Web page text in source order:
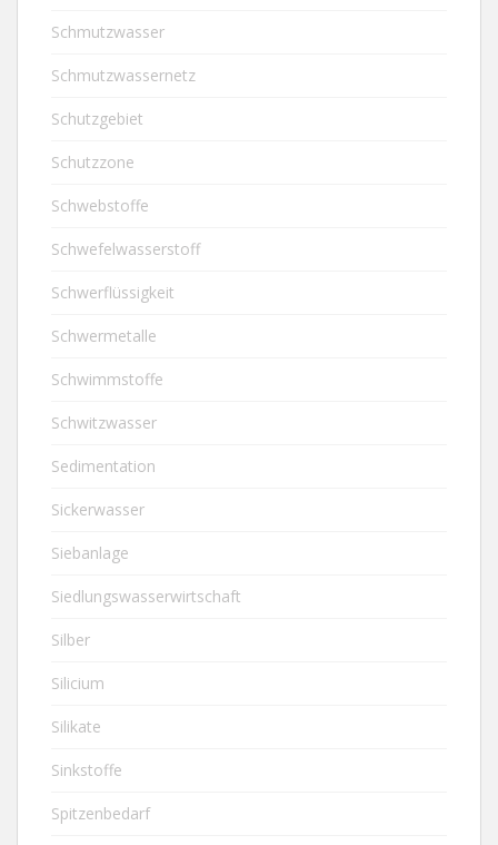
Schmutzwasser
Schmutzwassernetz
Schutzgebiet
Schutzzone
Schwebstoffe
Schwefelwasserstoff
Schwerflüssigkeit
Schwermetalle
Schwimmstoffe
Schwitzwasser
Sedimentation
Sickerwasser
Siebanlage
Siedlungswasserwirtschaft
Silber
Silicium
Silikate
Sinkstoffe
Spitzenbedarf